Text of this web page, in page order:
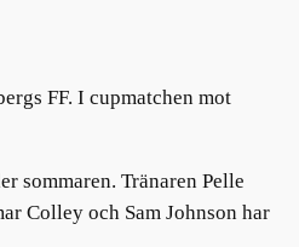
FF. I cupmatchen mot
sommaren. Tränaren Pelle
Colley och Sam Johnson har